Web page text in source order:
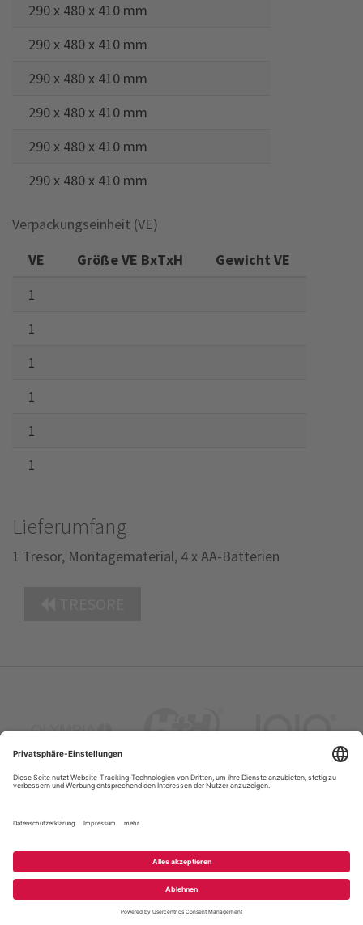
290 x 480 x 410 mm
290 x 480 x 410 mm
290 x 480 x 410 mm
290 x 480 x 410 mm
290 x 480 x 410 mm
290 x 480 x 410 mm
Verpackungseinheit (VE)
VE
Größe VE BxTxH
Gewicht VE
1
1
1
1
1
1
Lieferumfang
1 Tresor, Montagematerial, 4 x AA-Batterien
Datenschutz FAQ